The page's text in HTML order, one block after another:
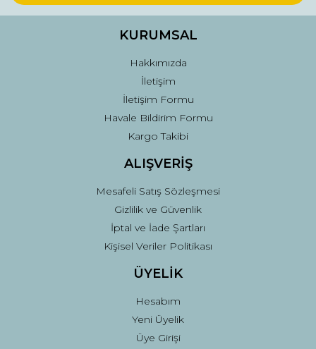
Ürün fiyatı diğer sitelerden daha pahalı.
Gönder
KURUMSAL
Hakkımızda
İletişim
İletişim Formu
Havale Bildirim Formu
Kargo Takibi
ALIŞVERİŞ
Mesafeli Satış Sözleşmesi
Gizlilik ve Güvenlik
İptal ve İade Şartları
Kişisel Veriler Politikası
ÜYELİK
Hesabım
Yeni Üyelik
Üye Girişi